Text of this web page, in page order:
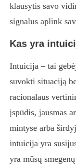
klausytis savo
signalus aplink
Kas yra
Intuicija – tai
suvokti situaciją
racionalaus
įspūdis, jausmas
mintyse arba
intuicija yra
yra mūsų